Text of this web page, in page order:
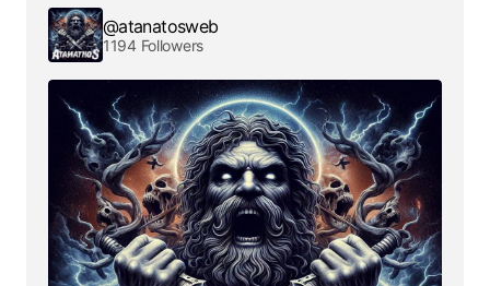
@atanatosweb
1194 Followers